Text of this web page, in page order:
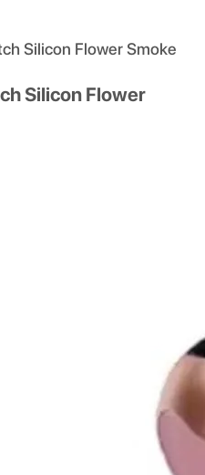
Silicon Flower Smoke
Silicon Flower